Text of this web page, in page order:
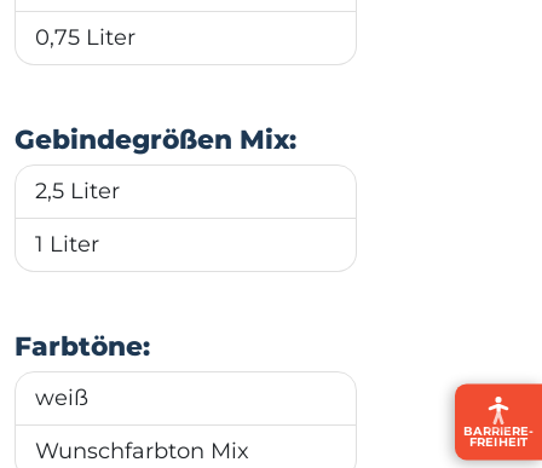
BARRIERE­
FREIHEIT
0,75 Liter
Gebindegrößen Mix:
2,5 Liter
1 Liter
Farbtöne:
weiß
Wunschfarbton Mix